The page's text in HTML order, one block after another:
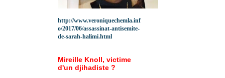
http://www.veroniquechemla.inf
o/2017/06/assassinat-antisemite-
de-sarah-halimi.html
Mireille Knoll, victime
d'un djihadiste ?